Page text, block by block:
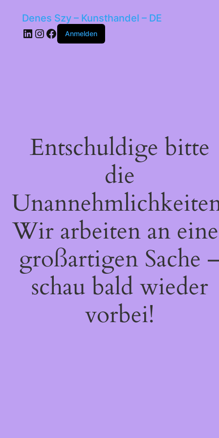
Denes Szy – Kunsthandel – DE
LinkedIn
Instagram
Facebook
Anmelden
Entschuldige bitte
die
Wir arbeiten an
großartigen Sache
schau bald wieder
vorbei!